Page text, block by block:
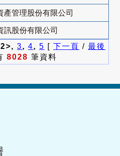
產管理股份有限公司
訊股份有限公司
3, 4, 5 [ 下一頁 / 最後
8028 筆資料